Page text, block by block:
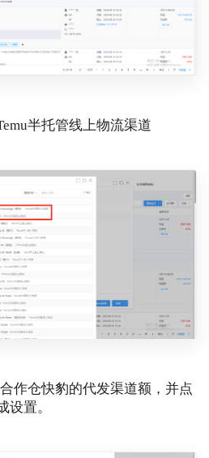
半托管线上物流渠道
作仓快豹的代发渠道额，并点
设置。